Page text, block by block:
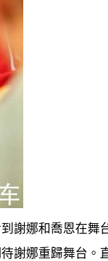
謝娜和喬恩在舞
謝娜重歸舞台。